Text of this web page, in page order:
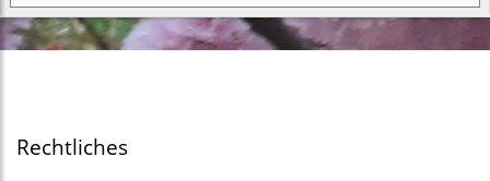
Rechtliches